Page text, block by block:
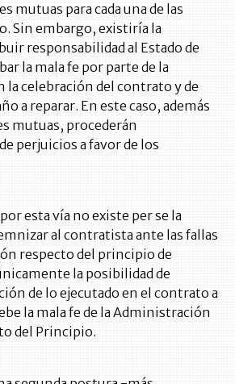
mutuas para cada una de las
Sin embargo, existiría la
responsabilidad al Estado de
la mala fe por parte de la
celebración del contrato y de
a reparar. En este caso, además
mutuas, procederán
perjuicios a favor de los
esta vía no existe per se la
al contratista ante las fallas
respecto del principio de
la posibilidad de
de lo ejecutado en el contrato a
la mala fe de la Administración
del Principio.